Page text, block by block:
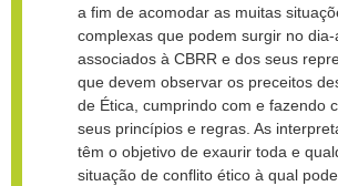
a fim de acomodar as muitas
complexas que podem surgir no
associados à CBRR e dos seus
que devem observar os preceitos
de Ética, cumprindo com e fazendo
seus princípios e regras. As
têm o objetivo de exaurir toda e
situação de conflito ético à qual